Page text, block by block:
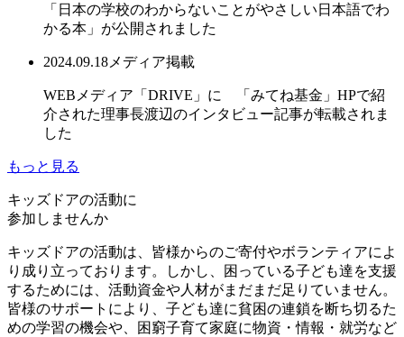
「日本の学校のわからないことがやさしい日本語でわ
かる本」が公開されました
2024.09.18 メディア掲載
WEBメディア「DRIVE」に 「みてね基金」HPで紹
介された理事長渡辺のインタビュー記事が転載されま
した
もっと見る
キッズドアの活動に
参加しませんか
キッズドアの活動は、皆様からのご寄付やボランティアによ
り成り立っております。しかし、困っている子ども達を支援
するためには、活動資金や人材がまだまだ足りていません。
皆様のサポートにより、子ども達に貧困の連鎖を断ち切るた
めの学習の機会や、困窮子育て家庭に物資・情報・就労など